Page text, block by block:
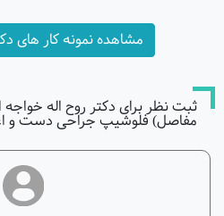
مشاهده نمونه کار های
ثبت نظر برای دکتر روح اله
مفاصل) فلوشیپ جراحی دست و